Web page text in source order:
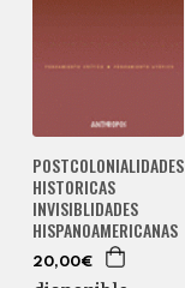
POSTCOLONIALIDADES
HISTORICAS
INVISIBLIDADES
HISPANOAMERICANAS
20,00€